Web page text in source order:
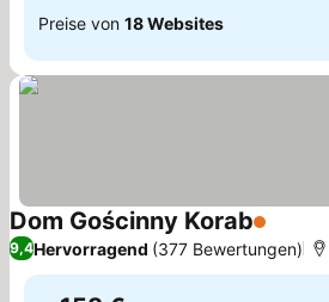
Preise von 18 Websites
Dom Gościnny Korab1 Sterne
9,4Hervorragend (377 Bewertungen)